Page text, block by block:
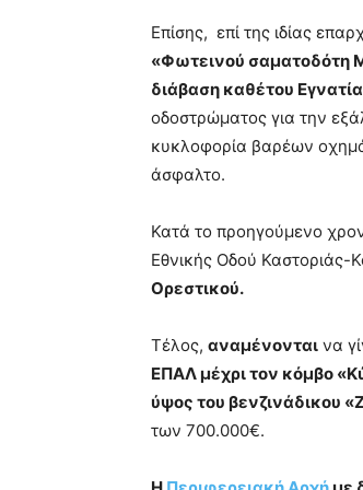
Επίσης, επί της ιδίας
«Φωτεινού σαματοδότη
διάβαση καθέτου
οδοστρώματος για την
κυκλοφορία βαρέων
άσφαλτο.
Κατά το προηγούμενο
Εθνικής Οδού Καστοριάς-
Ορεστικού.
Τέλος, αναμένονται να
ΕΠΑΛ μέχρι τον κόμβο
ύψος του βενζινάδικου
των 700.000€.